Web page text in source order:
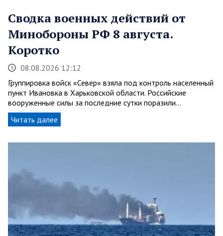
Сводка военных действий от
Минобороны РФ 8 августа.
Коротко
08.08.2026 12:12
Группировка войск «Север» взяла под контроль населенный
пункт Ивановка в Харьковской области. Российские
вооруженные силы за последние сутки поразили…
Читать далее